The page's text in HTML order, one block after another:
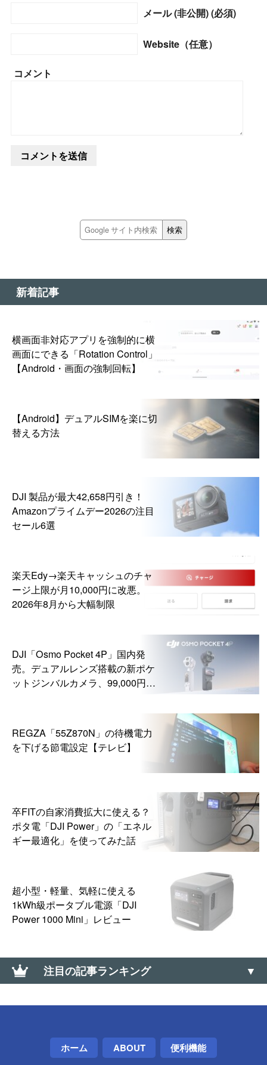
メール (非公開) (必須)
Website（任意）
コメント
新着記事
横画面非対応アプリを強制的に横
画面にできる「Rotation Control」
【Android・画面の強制回転】
【Android】デュアルSIMを楽に切
替える方法
DJI 製品が最大42,658円引き！
Amazonプライムデー2026の注目
セール6選
楽天Edy→楽天キャッシュのチャ
ージ上限が月10,000円に改悪。
2026年8月から大幅制限
DJI「Osmo Pocket 4P」国内発
売。デュアルレンズ搭載の新ポケ
ットジンバルカメラ、99,000円か
REGZA「55Z870N」の待機電力
を下げる節電設定【テレビ】
卒FITの自家消費拡大に使える？
ポタ電「DJI Power」の「エネル
ギー最適化」を使ってみた話
超小型・軽量、気軽に使える
1kWh級ポータブル電源「DJI
Power 1000 Mini」レビュー
注目の記事ランキング
【Windows】サウンド コントロールパネルの開き方
（サウンドの詳細設定）
ホーム ABOUT 便利機能